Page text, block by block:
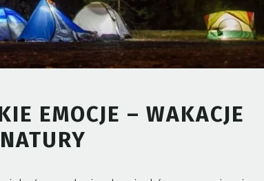
EMOCJE – WAKACJE